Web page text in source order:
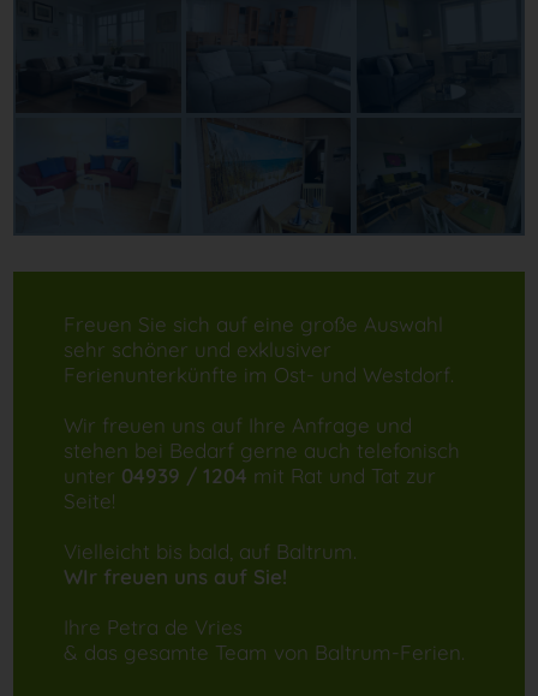
Freuen Sie sich auf eine große Auswahl
sehr schöner und exklusiver
Ferienunterkünfte im Ost- und Westdorf.
Wir freuen uns auf Ihre Anfrage und
stehen bei Bedarf gerne auch telefonisch
unter 04939 / 1204 mit Rat und Tat zur
Seite!
Vielleicht bis bald, auf Baltrum.
WIr freuen uns auf Sie!
Ihre Petra de Vries
& das gesamte Team von Baltrum-Ferien.